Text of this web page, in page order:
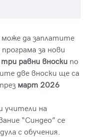
може да заплатите
за нови
три равни вноскипо
две вноски ще са
март 2026
учители на
“Синдео” се
с обучения.